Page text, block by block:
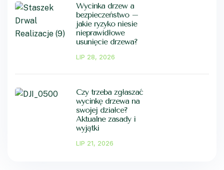
Wycinka drzew a
bezpieczeństwo –
jakie ryzyko niesie
nieprawidłowe
usunięcie drzewa?
LIP 28, 2026
Czy trzeba zgłaszać
wycinkę drzewa na
swojej działce?
Aktualne zasady i
wyjątki
LIP 21, 2026